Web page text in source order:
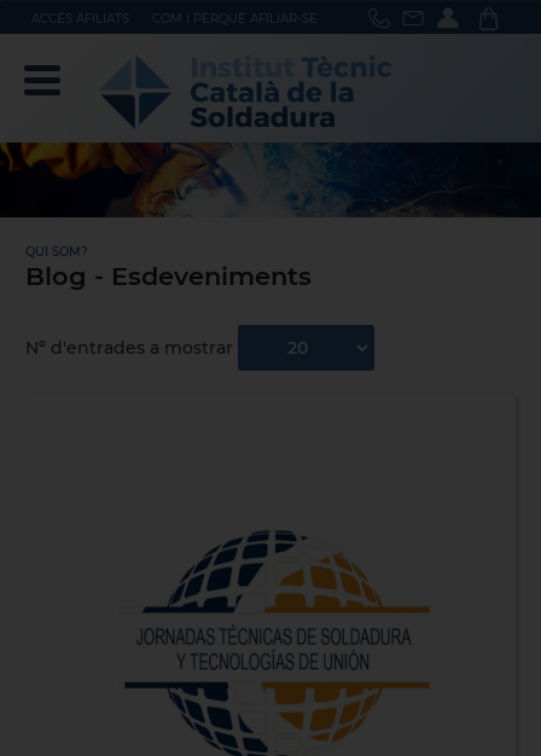
ACCÉS AFILIATS COM I PERQUÈ AFILIAR-SE
QUI SOM?
Blog - Esdeveniments
Nº d'entrades a mostrar